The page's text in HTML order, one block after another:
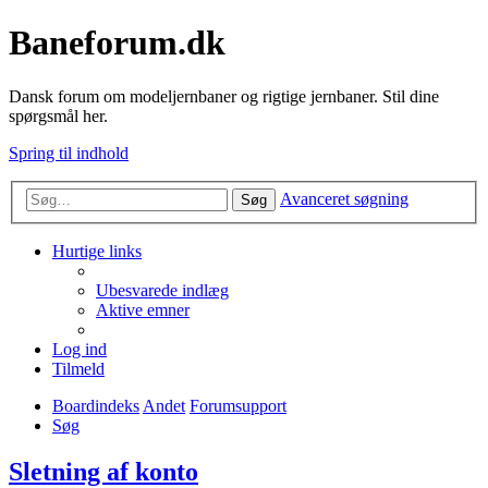
Baneforum.dk
Dansk forum om modeljernbaner og rigtige jernbaner. Stil dine
spørgsmål her.
Spring til indhold
Søg Avanceret søgning
Hurtige links
Ubesvarede indlæg
Aktive emner
Log ind
Tilmeld
BoardindeksAndet Forumsupport
Søg
Sletning af konto